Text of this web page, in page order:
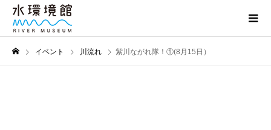
イベント 川流れ 紫川ながれ隊！①(8月15日）